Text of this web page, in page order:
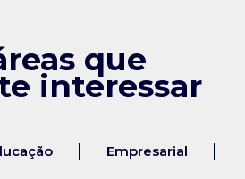
que
interessar
Empresarial